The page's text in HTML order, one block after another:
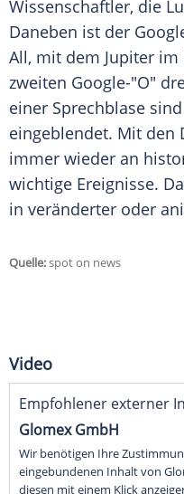
Wissenschaftler, die
Daneben ist der
All, mit dem Jupiter
zweiten Google-"O"
einer Sprechblase
eingeblendet. Mit den
immer wieder an
wichtige Ereignisse.
in veränderter oder
Quelle:spot on news
Video
Empfohlener externer
Glomex GmbH
Wir benötigen Ihre
eingebundenen Inhalt von
diesen mit einem Klick